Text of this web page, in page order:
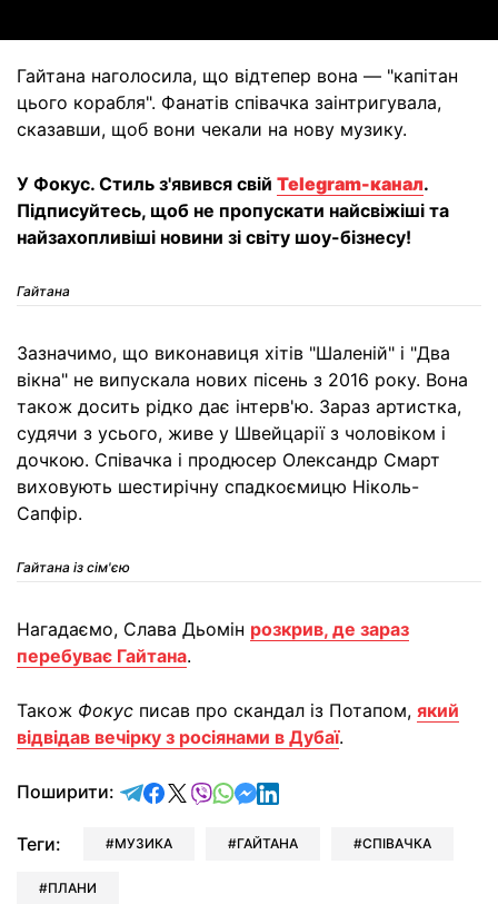
Гайтана наголосила, що відтепер вона — "капітан
цього корабля". Фанатів співачка заінтригувала,
сказавши, щоб вони чекали на нову музику.
У Фокус. Стиль з'явився свій Telegram-канал.
Підписуйтесь, щоб не пропускати найсвіжіші та
найзахопливіші новини зі світу шоу-бізнесу!
Гайтана
Зазначимо, що виконавиця хітів "Шаленій" і "Два
вікна" не випускала нових пісень з 2016 року. Вона
також досить рідко дає інтерв'ю. Зараз артистка,
судячи з усього, живе у Швейцарії з чоловіком і
дочкою. Співачка і продюсер Олександр Смарт
виховують шестирічну спадкоємицю Ніколь-
Сапфір.
Гайтана із сім'єю
Нагадаємо, Слава Дьомін розкрив, де зараз
перебуває Гайтана.
Також Фокус писав про скандал із Потапом, який
відвідав вечірку з росіянами в Дубаї.
Поширити: відправити у Telegram
поділитись у Facebook
поділитись у X
відправити у Viber
відправити у Whatsapp
відправити у Messenger
відправити у LinkedIn
Теги: МУЗИКА ГАЙТАНА СПІВАЧКА
ПЛАНИ